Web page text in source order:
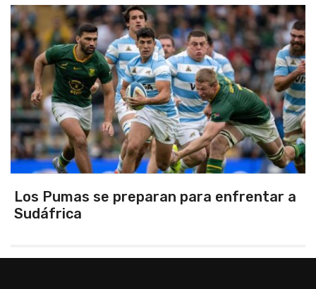
Los Pumas se preparan para enfrentar a
Sudáfrica